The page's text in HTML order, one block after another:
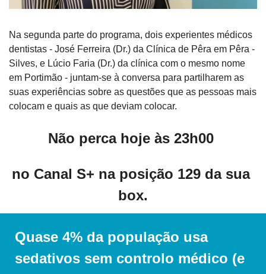
Na segunda parte do programa, dois experientes médicos
dentistas - José Ferreira (Dr.) da Clínica de Pêra em Pêra -
Silves, e Lúcio Faria (Dr.) da clínica com o mesmo nome
em Portimão - juntam-se à conversa para partilharem as
suas experiências sobre as questões que as pessoas mais
colocam e quais as que deviam colocar.
Não perca hoje às 23h00
no Canal S+ na posição 129 da sua
box.
Quase 4% da população usa
sedativos sem controlo médico (e